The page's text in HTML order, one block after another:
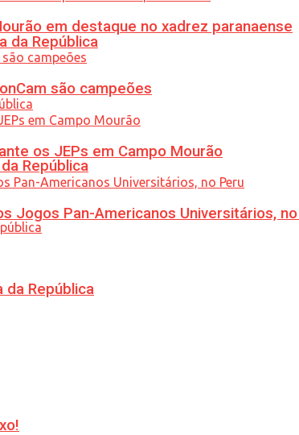
da República
República
da República
em destaque no xadrez paranaense
são campeões
os JEPs em Campo Mourão
Jogos Pan-Americanos Universitários,